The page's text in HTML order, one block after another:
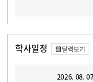
학사일정 달력보기
2026. 08.